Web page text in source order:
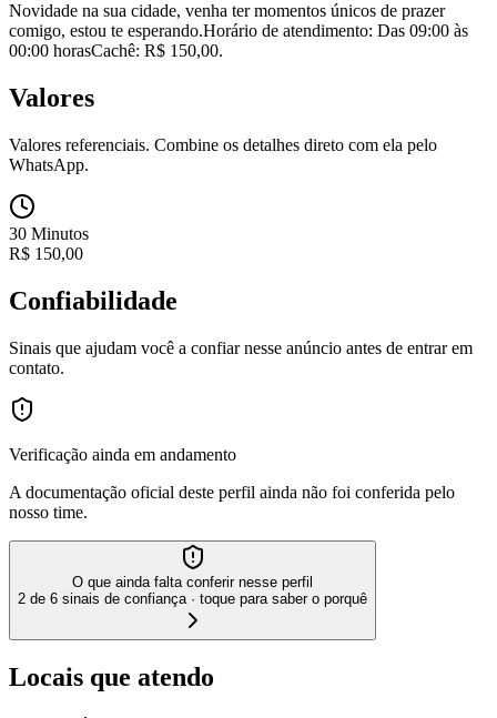
Novidade na sua cidade, venha ter momentos únicos de prazer
comigo, estou te esperando.Horário de atendimento: Das 09:00 às
00:00 horasCachê: R$ 150,00.
Valores
Valores referenciais. Combine os detalhes direto com ela pelo
WhatsApp.
30 Minutos
R$ 150,00
Confiabilidade
Sinais que ajudam você a confiar nesse anúncio antes de entrar em
contato.
Verificação ainda em andamento
A documentação oficial deste perfil ainda não foi conferida pelo
nosso time.
O que ainda falta conferir nesse perfil
2 de 6 sinais de confiança · toque para saber o porquê
Locais que atendo